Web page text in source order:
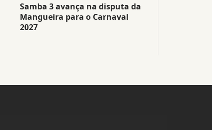
Samba 3 avança na disputa da
Mangueira para o Carnaval
2027